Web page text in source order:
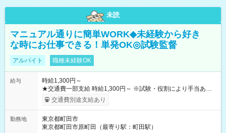
未読
マニュアル通りに簡単WORK◆未経験から好き
な時にお仕事できる！単発OK◎試験監督
アルバイト 職種未経験OK
給与
時給1,300円～
★交通費一部支給 時給1,300円～ ※試験・役割により手当あり
※勤務回数により昇給あり 【即給（前払い）オプションあ
り！】 希望される場合、勤務から1週間ほどで給与の一部を受け
例】 ・河合塾模擬試験 8:30～17:30（休憩1時間） 時給1,300円
×8時間＝日収10,400円＋交通費 ※当日の役割により時給＋100
交通費別途支給あり
勤務地
東京都町田市
東京都町田市原町田（最寄り駅：町田駅）